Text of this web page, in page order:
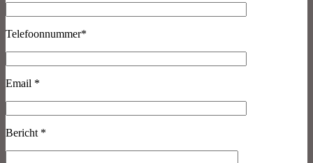
Telefoonnummer*
Email *
Bericht *